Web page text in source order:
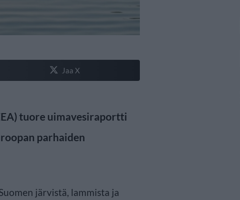
Jaa X
tuore uimavesiraportti
parhaiden
järvistä, lammista ja